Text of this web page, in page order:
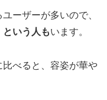
ーザーが多いので、
という人もいます。
べると、容姿が華や